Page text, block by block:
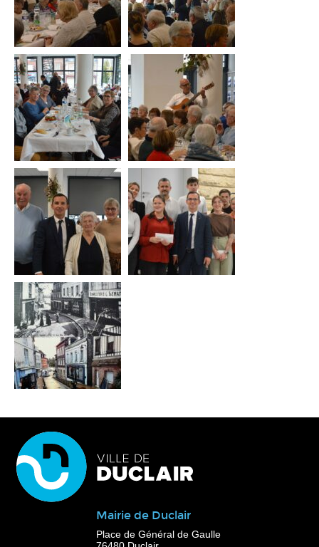
Mairie de Duclair
Place de Général de Gaulle